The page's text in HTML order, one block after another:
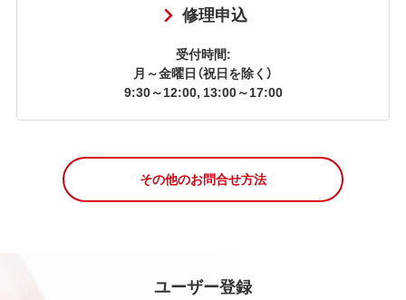
修理申込
受付時間:
月～金曜日（祝日を除く）
9:30～12:00, 13:00～17:00
その他のお問合せ方法
ユーザー登録